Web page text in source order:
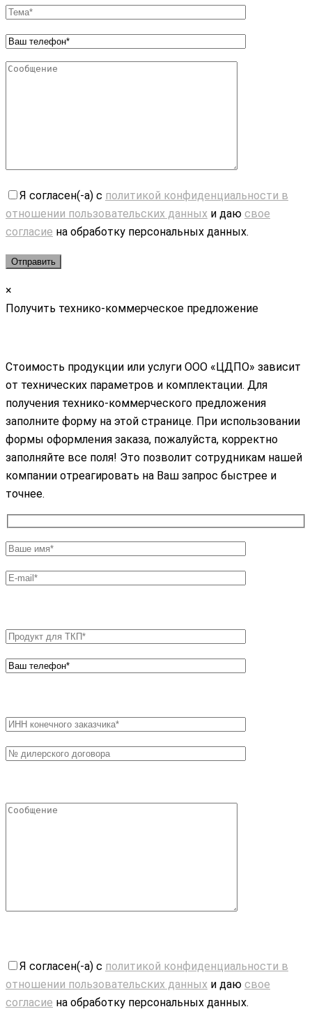
Я согласен(-а) с политикой конфиденциальности в
отношении пользовательских данных и даю свое
согласие на обработку персональных данных.
×
Получить технико-коммерческое предложение
Стоимость продукции или услуги ООО «ЦДПО» зависит
от технических параметров и комплектации. Для
получения технико-коммерческого предложения
заполните форму на этой странице. При использовании
формы оформления заказа, пожалуйста, корректно
заполняйте все поля! Это позволит сотрудникам нашей
компании отреагировать на Ваш запрос быстрее и
точнее.
Я согласен(-а) с политикой конфиденциальности в
отношении пользовательских данных и даю свое
согласие на обработку персональных данных.